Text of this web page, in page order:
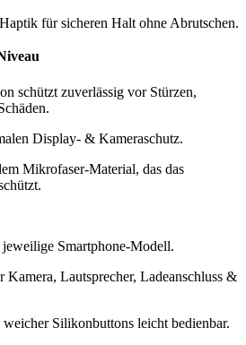
für sicheren Halt ohne Abrutschen.
schützt zuverlässig vor Stürzen,
Display- & Kameraschutz.
Mikrofaser-Material, das das
jeweilige Smartphone-Modell.
Kamera, Lautsprecher, Ladeanschluss &
Silikonbuttons leicht bedienbar.